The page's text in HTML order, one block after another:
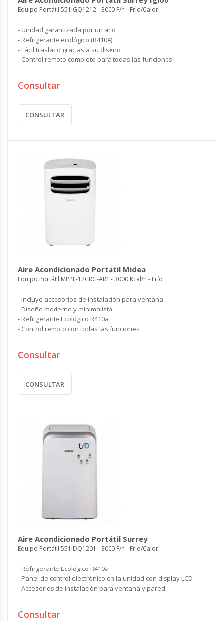
Equipo Portátil 551IGQ1212 - 3000 F/h - Frío/Calor
- Unidad garantizada por un año
- Refrigerante ecológico (R410A)
- Fácil traslado gracias a su diseño
- Control remoto completo para todas las funciones
Consultar
CONSULTAR
Aire Acondicionado Portátil Midea
Equipo Portátil MPPF-12CRG-AR1 - 3000 Kcal/h - Frío
- Incluye accesorios de instalación para ventana
- Diseño moderno y minimalista
- Refrigerante Ecológico R410a
- Control remoto con todas las funciones
Consultar
CONSULTAR
Aire Acondicionado Portátil Surrey
Equipo Portátil 551IDQ1201 - 3000 F/h - Frío/Calor
- Refrigerante Ecológico R410a
- Panel de control electrónico en la unidad con display LCD
- Accesorios de instalación para ventana y pared
Consultar